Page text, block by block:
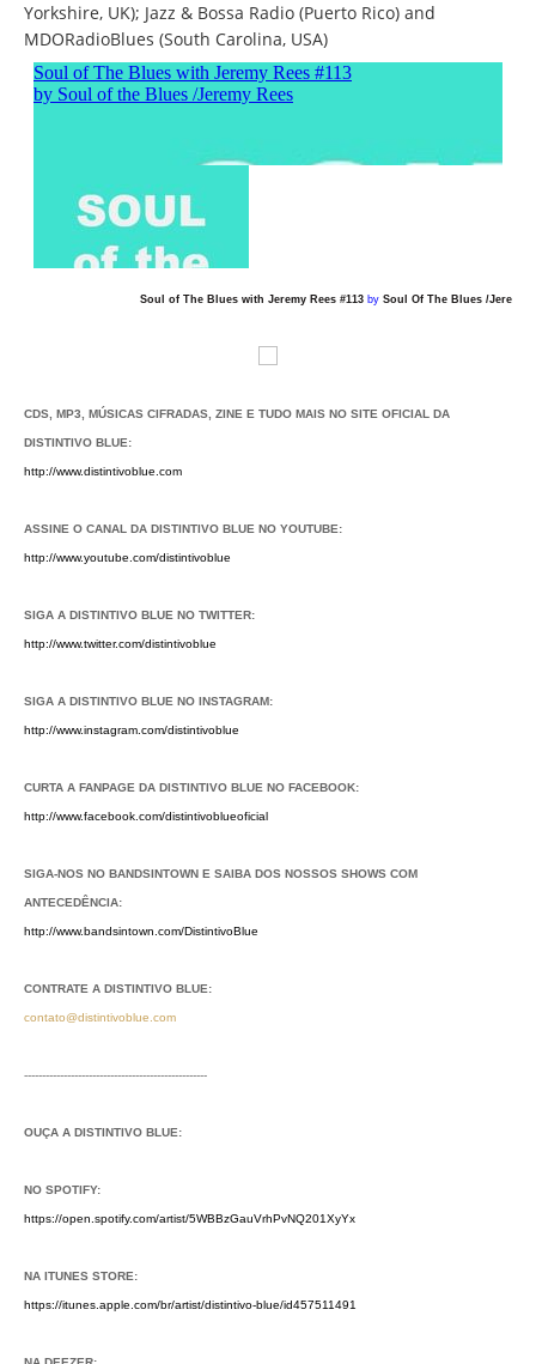
Yorkshire, UK); Jazz & Bossa Radio (Puerto Rico) and
MDORadioBlues (South Carolina, USA)
Soul of The Blues with Jeremy Rees #113by Soul Of The Blues /Jeremy
CDS, MP3, MÚSICAS CIFRADAS, ZINE E TUDO MAIS NO SITE OFICIAL DA
DISTINTIVO BLUE:
http://www.distintivoblue.com
ASSINE O CANAL DA DISTINTIVO BLUE NO YOUTUBE:
http://www.youtube.com/distintivoblue
SIGA A DISTINTIVO BLUE NO TWITTER:
http://www.twitter.com/distintivoblue
SIGA A DISTINTIVO BLUE NO INSTAGRAM:
http://www.instagram.com/distintivoblue
CURTA A FANPAGE DA DISTINTIVO BLUE NO FACEBOOK:
http://www.facebook.com/distintivoblueoficial
SIGA-NOS NO BANDSINTOWN E SAIBA DOS NOSSOS SHOWS COM
ANTECEDÊNCIA:
http://www.bandsintown.com/DistintivoBlue
CONTRATE A DISTINTIVO BLUE:
contato@distintivoblue.com
---------------------------------------------------
OUÇA A DISTINTIVO BLUE:
NO SPOTIFY:
https://open.spotify.com/artist/5WBBzGauVrhPvNQ201XyYx
NA ITUNES STORE:
https://itunes.apple.com/br/artist/distintivo-blue/id457511491